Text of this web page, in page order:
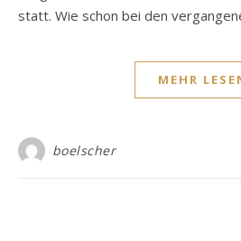
statt. Wie schon bei den
MEHR
boelscher